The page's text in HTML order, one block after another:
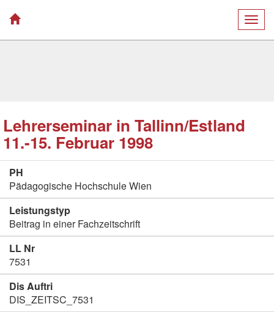
Lehrerseminar in Tallinn/Estland
11.-15. Februar 1998
PH
Pädagogische Hochschule Wien
Leistungstyp
Beitrag in einer Fachzeitschrift
LL Nr
7531
Dis Auftri
DIS_ZEITSC_7531